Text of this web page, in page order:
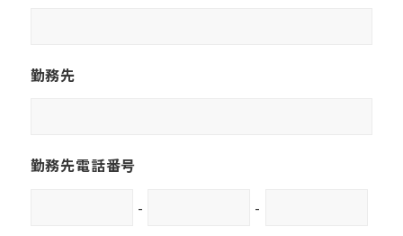
勤務先
勤務先電話番号
-
-